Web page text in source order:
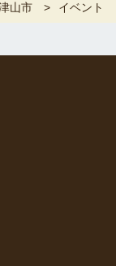
山市 イベント